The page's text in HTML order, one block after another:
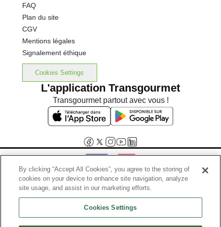
FAQ
Plan du site
CGV
Mentions légales
Signalement éthique
Cookies Settings
L'application Transgourmet
Transgourmet partout avec vous !
Interdiction de vente de boissons alcooliques aux mineurs de
moins de 18 ans
La preuve de majorité de l'acheteur est exigée au moment de la vente
By clicking “Accept All Cookies”, you agree to the storing of
cookies on your device to enhance site navigation, analyze
site usage, and assist in our marketing efforts.
Cookies Settings